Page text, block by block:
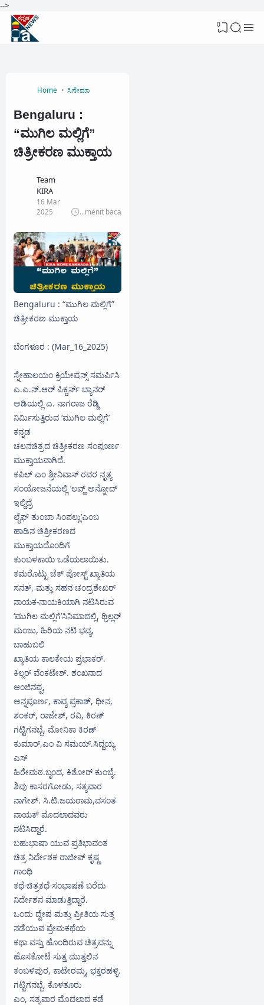
-->
0
Home ಸಿನೇಮಾ
Bengaluru :
“ಮುಗಿಲ ಮಲ್ಲಿಗೆ”
ಚಿತ್ರೀಕರಣ ಮುಕ್ತಾಯ
Team
KIRA
16 Mar
2025
...menit baca
Bengaluru : “ಮುಗಿಲ ಮಲ್ಲಿಗೆ”
ಚಿತ್ರೀಕರಣ ಮುಕ್ತಾಯ
ಬೆಂಗಳೂರ : (Mar_16_2025)
ಸ್ನೇಹಾಲಯಂ ಕ್ರಿಯೇಷನ್ಸ್ ಸಮರ್ಪಿಸಿ
ಎ.ಎ.ನ್.ಆರ್ ಪಿಕ್ಚರ್ಸ್ ಬ್ಯಾನರ್
ಅಡಿಯಲ್ಲಿ ಎ. ನಾಗರಾಜ ರೆಡ್ಡಿ
ನಿರ್ಮಿಸುತ್ತಿರುವ ‘ಮುಗಿಲ ಮಲ್ಲಿಗೆ’
ಕನ್ನಡ
ಚಲನಚಿತ್ರದ ಚಿತ್ರೀಕರಣ ಸಂಪೂರ್ಣ
ಮುಕ್ತಾಯವಾಗಿದೆ.
ಕಪಿಲ್ ಎಂ ಶ್ರೀನಿವಾಸ್ ರವರ ನೃತ್ಯ
ಸಂಯೋಜನೆಯಲ್ಲಿ ‘ಲವ್ಹ್ ಅನ್ನೋದ್
ಇಲ್ದಿದ್ರೆ
ಲೈಫ್ ತುಂಬಾ ಸಿಂಪಲ್ಲು’ಎಂಬ
ಹಾಡಿನ ಚಿತ್ರೀಕರಣದ
ಮುಕ್ತಾಯದೊಂದಿಗೆ
ಕುಂಬಳಕಾಯಿ ಒಡೆಯಲಾಯಿತು.
ಕಮರೊಟ್ಟು ಚೆಕ್ ಪೋಸ್ಟ್ ಖ್ಯಾತಿಯ
ಸನತ್, ಮತ್ತು ಸಹನ ಚಂದ್ರಶೇಖರ್
ನಾಯಕ-ನಾಯಕಿಯಾಗಿ ನಟಿಸಿರುವ
‘ಮುಗಿಲ ಮಲ್ಲಿಗೆ’ಸಿನಿಮಾದಲ್ಲಿ, ಥ್ರಿಲ್ಲರ್
ಮಂಜು, ಹಿರಿಯ ನಟಿ ಭವ್ಯ,
ಬಾಹುಬಲಿ
ಖ್ಯಾತಿಯ ಕಾಲಕೇಯ ಪ್ರಭಾಕರ್.
ಕಿಲ್ಲರ್ ವೆಂಕಟೇಶ್. ಶಂಖನಾದ
ಆಂಜಿನಪ್ಪ,
ಅನ್ನಪೂರ್ಣ, ಕಾವ್ಯ ಪ್ರಕಾಶ್, ಧೀನ,
ಶಂಕರ್, ರಾಜೇಶ್, ರವಿ, ಕಿರಣ್
ಗಟ್ಟಿಗನಬ್ಬೆ, ಮೋನಿಕಾ ಕಿರಣ್
ಕುಮಾರ್,ಎಂ ವಿ ಸಮಯ್.ಸಿದ್ದಯ್ಯ
ಎಸ್
ಹಿರೇಮಠ.ಬೃಂದ, ಕಿಶೋರ್ ಕುಂಬ್ಳೆ.
ಶಿವು ಕಾಸರಗೋಡು, ಸತ್ಯವಾರ
ನಾಗೇಶ್. ಸಿ.ಟಿ.ಜಯರಾಮ,ವಸಂತ
ನಾಯಕ್ ಮೊದಲಾದವರು
ನಟಿಸಿದ್ದಾರೆ.
ಬಹುಭಾಷಾ ಯುವ ಪ್ರತಿಭಾವಂತ
ಚಿತ್ರ ನಿರ್ದೇಶಕ ರಾಜೀವ್ ಕೃಷ್ಣ
ಗಾಂಧಿ
ಕಥೆ-ಚಿತ್ರಕಥೆ-ಸಂಭಾಷಣೆ ಬರೆದು
ನಿರ್ದೇಶನ ಮಾಡುತ್ತಿದ್ದಾರೆ.
ಒಂದು ದ್ವೇಷ ಮತ್ತು ಪ್ರೀತಿಯ ಸುತ್ತ
ನಡೆಯುವ ಪ್ರೇಮಕಥೆಯ
ಕಥಾ ವಸ್ತು ಹೊಂದಿರುವ ಚಿತ್ರವನ್ನು
ಹೊಸಕೋಟೆ ಸುತ್ತ ಮುತ್ತಲಿನ
ಕಂಬಳಿಪುರ, ಕಾಟೇರಮ್ಮ, ಭಕ್ತರಹಳ್ಳಿ.
ಗಟ್ಟಿಗನಬ್ಬೆ, ಕೊಳತೂರು
ಎಂ, ಸತ್ಯವಾರ ಮೊದಲಾದ ಕಡೆ